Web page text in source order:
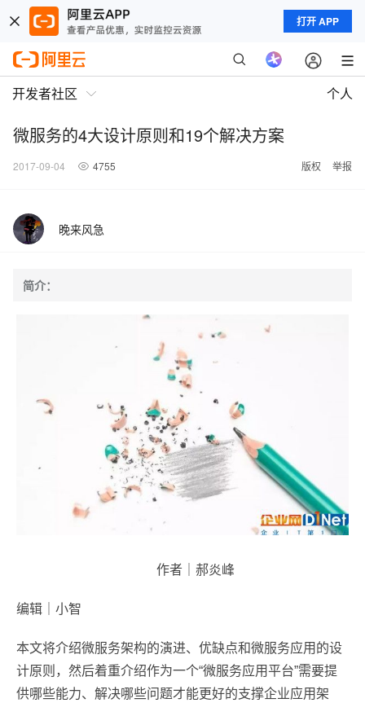
打开 APP
开发者社区 个人
微服务的4大设计原则和19个解决方案
2017-09-04 4755 版权 举报
晚来风急
简介：
作者｜郝炎峰
编辑｜小智
本文将介绍微服务架构的演进、优缺点和微服务应用的设
计原则，然后着重介绍作为一个“微服务应用平台”需要提
供哪些能力、解决哪些问题才能更好的支撑企业应用架